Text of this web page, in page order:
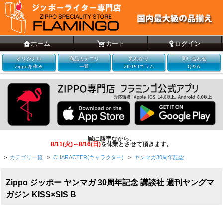
ホーム カート ログイン
オリジナル
Zippoを作る
商品カテゴリ
一覧
丸わかり
ZIPPOコラム
問い合わせ
Q＆A
誠に勝手ながら、
8/11(火)～8/16(日)を休業とさせて頂きます。
> カテゴリ一覧 > CHARACTER(キャラクター) > ヤンマガ30周年記念
Zippo ジッポー ヤンマガ 30周年記念 講談社 週刊ヤングマ
ガジン KISS×SIS B